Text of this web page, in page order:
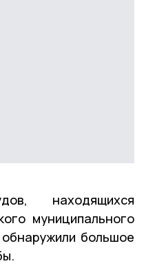
находящихся
муниципального
большое